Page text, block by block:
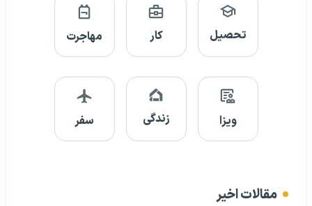
تحصیل کار مهاجرت
ویزا زندگی سفر
مقالات اخیر